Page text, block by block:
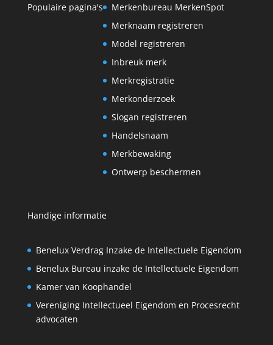
Populaire pagina's
Merkenbureau MerkenSpot
Merknaam registreren
Model registreren
Inbreuk merk
Merkregistratie
Merkonderzoek
Slogan registreren
Handelsnaam
Merkbewaking
Ontwerp beschermen
Handige informatie
Benelux Verdrag Inzake de Intellectuele Eigendom
Benelux Bureau inzake de Intellectuele Eigendom
Kamer van Koophandel
Vereniging Intellectueel Eigendom en Procesrecht
advocaten